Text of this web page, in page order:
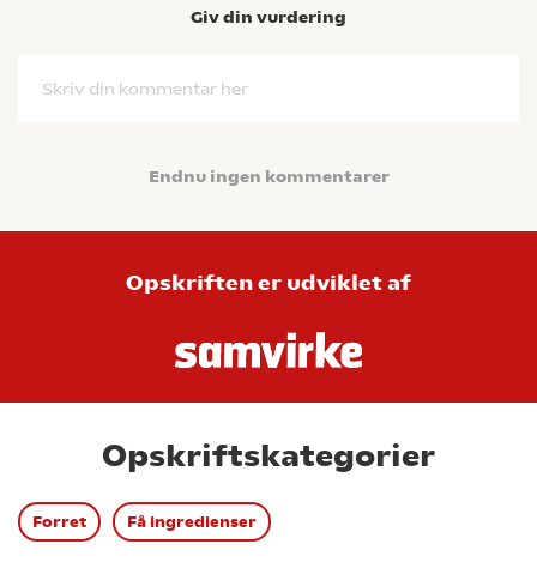
Giv din vurdering
Skriv din kommentar her
Endnu ingen kommentarer
Opskriften er udviklet af
Opskriftskategorier
Forret Få ingredienser